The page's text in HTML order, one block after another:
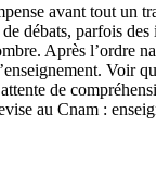
avant tout
débats, parfois
Après
Voir
de
au Cnam :